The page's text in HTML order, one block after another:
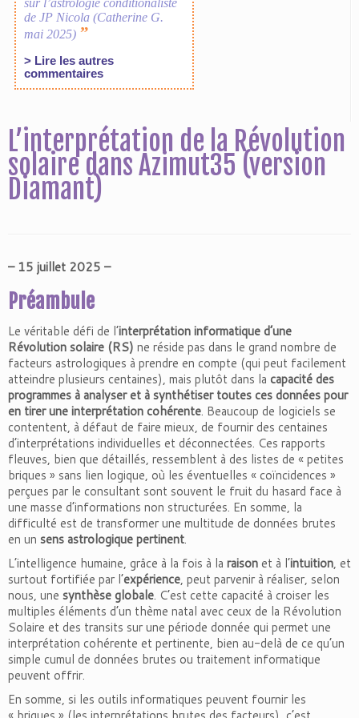
L’interprétation de la Révolution
solaire dans Azimut35 (version
Diamant)
– 15 juillet 2025 –
Préambule
Le véritable défi de l’interprétation informatique d’une
Révolution solaire (RS) ne réside pas dans le grand nombre de
facteurs astrologiques à prendre en compte (qui peut facilement
atteindre plusieurs centaines), mais plutôt dans la capacité des
programmes à analyser et à synthétiser toutes ces données pour
en tirer une interprétation cohérente. Beaucoup de logiciels se
contentent, à défaut de faire mieux, de fournir des centaines
d’interprétations individuelles et déconnectées. Ces rapports
fleuves, bien que détaillés, ressemblent à des listes de « petites
briques » sans lien logique, où les éventuelles « coïncidences »
perçues par le consultant sont souvent le fruit du hasard face à
une masse d’informations non structurées. En somme, la
difficulté est de transformer une multitude de données brutes
en un sens astrologique pertinent.
L’intelligence humaine, grâce à la fois à la raisonet à l’intuition, et
surtout fortifiée par l’expérience, peut parvenir à réaliser, selon
nous, une synthèse globale. C’est cette capacité à croiser les
multiples éléments d’un thème natal avec ceux de la Révolution
Solaire et des transits sur une période donnée qui permet une
interprétation cohérente et pertinente, bien au-delà de ce qu’un
simple cumul de données brutes ou traitement informatique
peuvent offrir.
En somme, si les outils informatiques peuvent fournir les